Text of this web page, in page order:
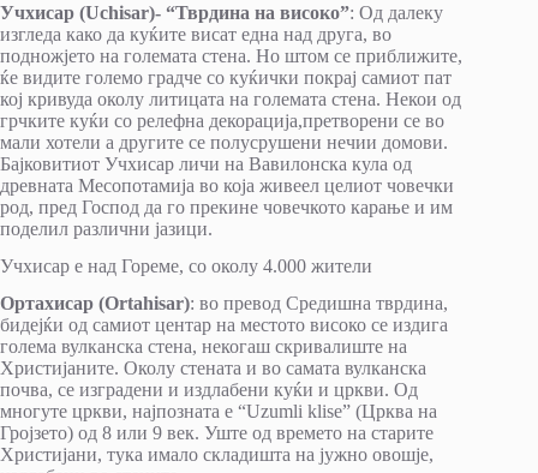
Учхисар (Uchisar)- “Тврдина на високо”: Од далеку
изгледа како да куќите висат една над друга, во
подножјето на големата стена. Но штом се приближите,
ќе видите големо градче со куќички покрај самиот пат
кој кривуда околу литицата на големата стена. Некои од
грчките куќи со релефна декорација,претворени се во
мали хотели а другите се полусрушени нечии домови.
Бајковитиот Учхисар личи на Вавилонска кула од
древната Месопотамија во која живеел целиот човечки
род, пред Господ да го прекине човечкото карање и им
поделил различни јазици.
Учхисар е над Гореме, со околу 4.000 жители
Ортахисар (Ortahisar): во превод Средишна тврдина,
бидејќи од самиот центар на местото високо се издига
голема вулканска стена, некогаш скривалиште на
Христијаните. Околу стената и во самата вулканска
почва, се изградени и издлабени куќи и цркви. Од
многуте цркви, најпозната е “Uzumli klise” (Црква на
Гројзето) од 8 или 9 век. Уште од времето на старите
Христијани, тука имало складишта на јужно овошје,